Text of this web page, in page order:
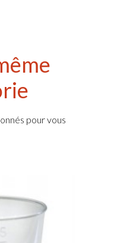
pour vous